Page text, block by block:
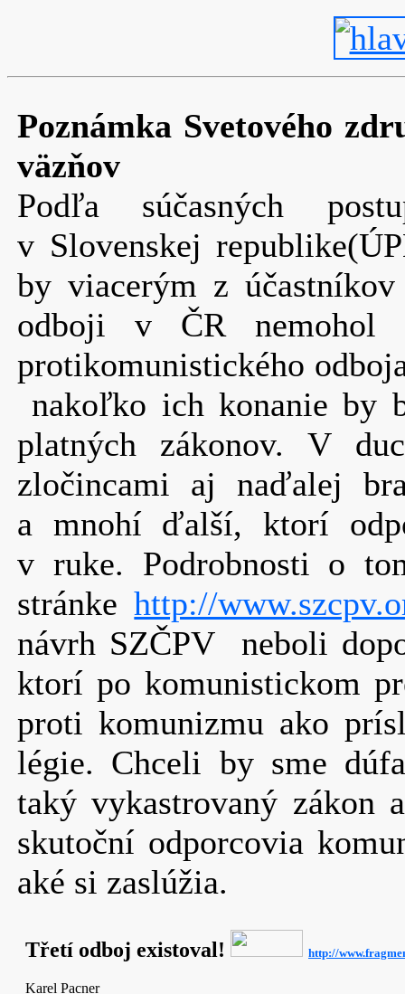
Poznámka Svetového
väzňov
Podľa súčasných
v Slovenskej
by viacerým z
odboji v ČR nemohol
protikomunistického
nakoľko ich konanie by
platných zákonov. V
zločincami aj naďalej
a mnohí ďalší, ktorí
v ruke. Podrobnosti o
stránkehttp://
návrh SZČPV neboli
ktorí po komunistickom
proti komunizmu ako
légie. Chceli by sme
taký vykastrovaný zákon
skutoční odporcovia
aké si zaslúžia.
Třetí odboj existoval! http://
Karel Pacner